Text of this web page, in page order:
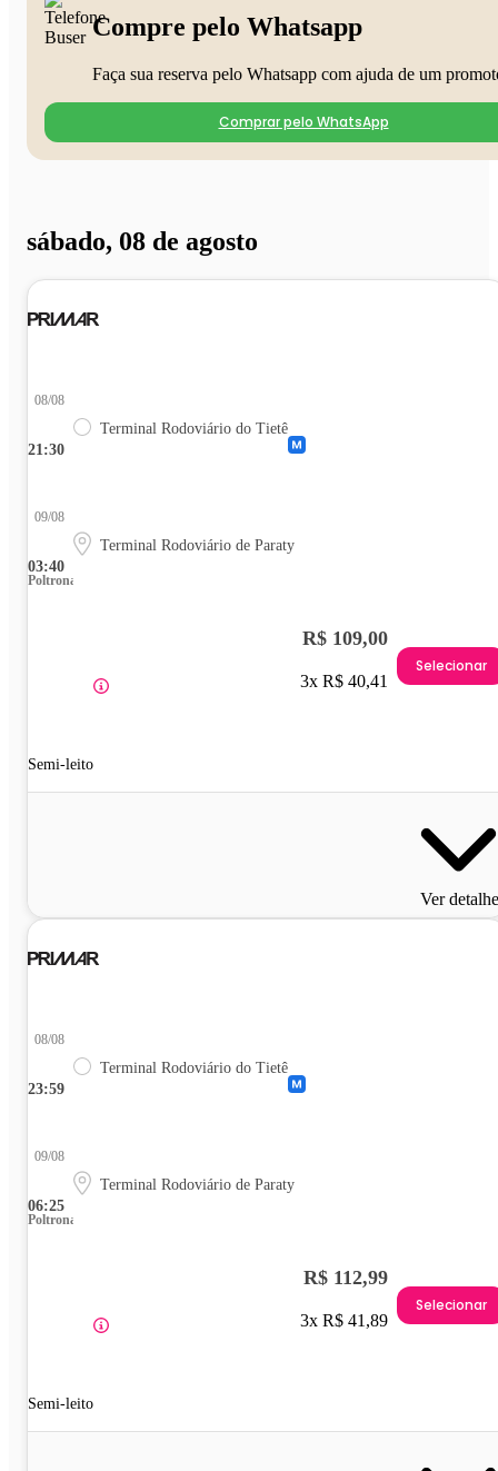
Compre pelo Whatsapp
Faça sua reserva pelo Whatsapp com ajuda de um
Comprar pelo WhatsApp
sábado, 08 de agosto
21:30
08/08
Terminal Rodoviário do Tietê
03:40
09/08
Terminal Rodoviário de Paraty
Poltrona
Semi-leito
R$ 109,00
3x R$ 40,41
Selecionar
Ver
23:59
08/08
Terminal Rodoviário do Tietê
06:25
09/08
Terminal Rodoviário de Paraty
Poltrona
Semi-leito
R$ 112,99
3x R$ 41,89
Selecionar